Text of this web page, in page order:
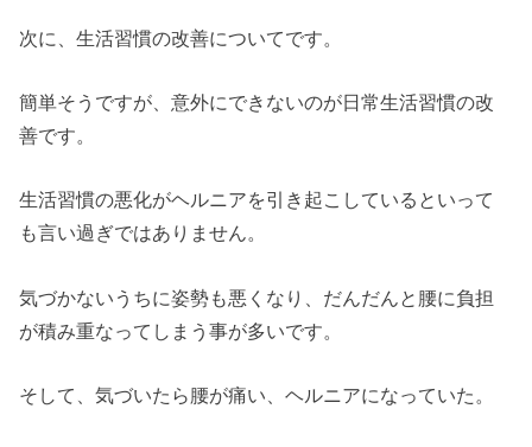
次に、生活習慣の改善についてです。
簡単そうですが、意外にできないのが日常生活習慣の改
善です。
生活習慣の悪化がヘルニアを引き起こしているといって
も言い過ぎではありません。
気づかないうちに姿勢も悪くなり、だんだんと腰に負担
が積み重なってしまう事が多いです。
そして、気づいたら腰が痛い、ヘルニアになっていた。